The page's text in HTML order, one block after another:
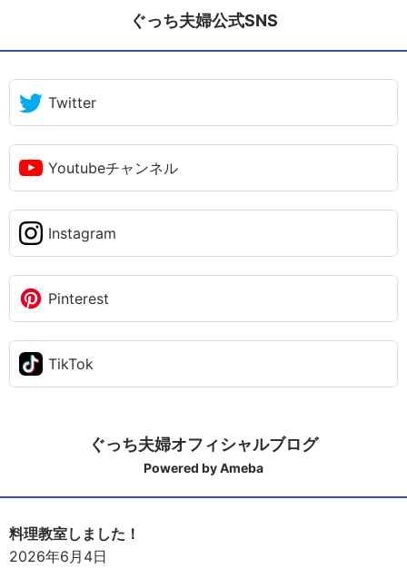
ぐっち夫婦公式SNS
Twitter
Youtubeチャンネル
Instagram
Pinterest
TikTok
ぐっち夫婦オフィシャルブログ
Powered by Ameba
料理教室しました！
2026年6月4日